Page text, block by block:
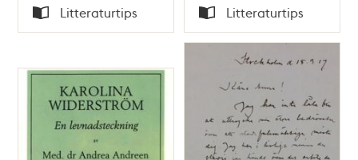
Tid
Typ
Litteraturtips
/ Magnus Ullman
Tid
Typ
Litteraturtips